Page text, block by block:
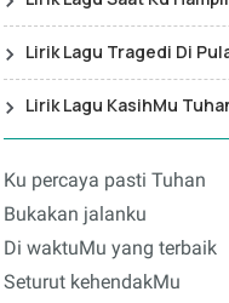
Lirik Lagu Tragedi Di
Lirik Lagu KasihMu
Ku percaya pasti Tuhan
Bukakan jalanku
Di waktuMu yang terbaik
Seturut kehendakMu